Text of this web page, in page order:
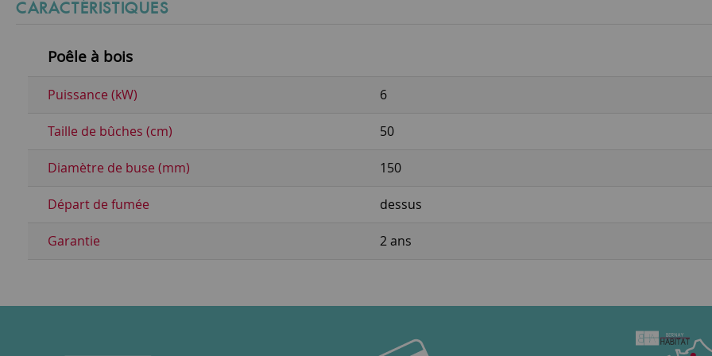
CARACTÉRISTIQUES
Poêle à bois
Puissance (kW) 6
Taille de bûches (cm) 50
Diamètre de buse (mm) 150
Départ de fumée dessus
Garantie 2 ans